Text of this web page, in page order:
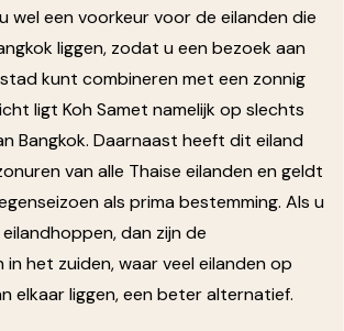
wel een voorkeur voor de eilanden die
liggen, zodat u een bezoek aan
kunt combineren met een zonnig
ligt Koh Samet namelijk op slechts
Bangkok. Daarnaast heeft dit eiland
van alle Thaise eilanden en geldt
als prima bestemming. Als u
dan zijn de
het zuiden, waar veel eilanden op
elkaar liggen, een beter alternatief.